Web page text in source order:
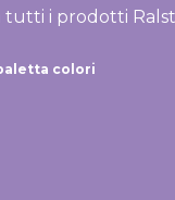
tutti i prodotti
colori